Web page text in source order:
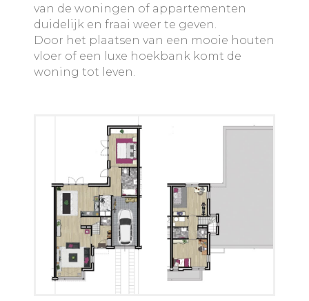
van de woningen of appartementen
duidelijk en fraai weer te geven.
Door het plaatsen van een mooie houten
vloer of een luxe hoekbank komt de
woning tot leven.